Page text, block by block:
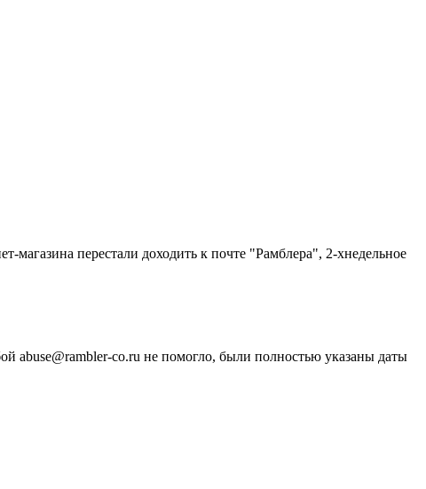
перестали доходить к почте "Рамблера", 2-хнедельное
abuse@rambler-co.ru не помогло, были полностью указаны даты